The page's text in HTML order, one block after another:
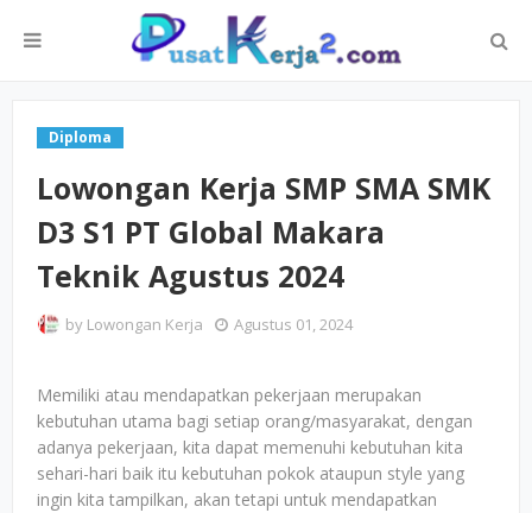
Diploma
Lowongan Kerja SMP SMA SMK
D3 S1 PT Global Makara
Teknik Agustus 2024
by Lowongan Kerja Agustus 01, 2024
Memiliki atau mendapatkan pekerjaan merupakan
kebutuhan utama bagi setiap orang/masyarakat, dengan
adanya pekerjaan, kita dapat memenuhi kebutuhan kita
sehari-hari baik itu kebutuhan pokok ataupun style yang
ingin kita tampilkan, akan tetapi untuk mendapatkan